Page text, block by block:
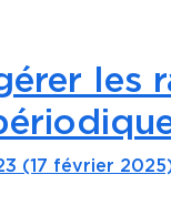
les
(17 février